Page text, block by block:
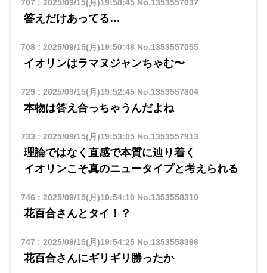
707 : 2025/09/15(月)19:50:45No.1353557037
答えだけあってる…
708: 2025/09/15(月)19:50:48No.1353557055
イオリンはラマヌジャンちゃむ〜
729: 2025/09/15(月)19:52:45No.1353557804
本物は答え合っちゃうんだよね
733 : 2025/09/15(月)19:53:05No.1353557913
理論ではなく直感で本質に辿り着く
イオリンこそ真のニュータイプと考えられる
746 : 2025/09/15(月)19:54:10 No.1353558310
花百合さんとタイ！？
747 : 2025/09/15(月)19:54:25No.1353558396
花百合さんにギリギリ勝ったか